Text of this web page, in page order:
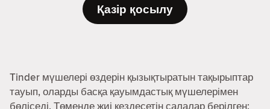
Қазір қосылу
Tinder мүшелері өздерін қызықтыратын тақырыптар
тауып, оларды басқа қауымдастық мүшелерімен
бөліседі. Төменде жиі кездесетін салалар берілген: